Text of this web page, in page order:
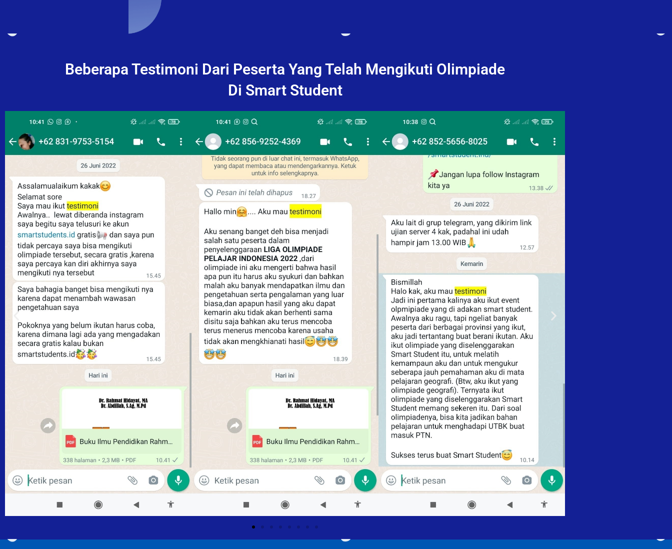
Beberapa Testimoni Dari Peserta Yang Telah Mengikuti Olimpiade
Di Smart Student